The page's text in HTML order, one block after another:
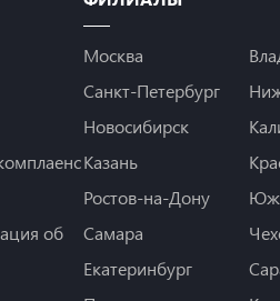
об
Москва
Санкт-Петербург
Новосибирск
Казань
Ростов-на-Дону
Самара
Екатеринбург